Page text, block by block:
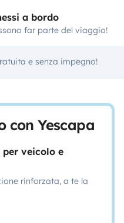
a bordo
far parte del viaggio!
e senza impegno!
con Yescapa
veicolo e
rinforzata, a te la